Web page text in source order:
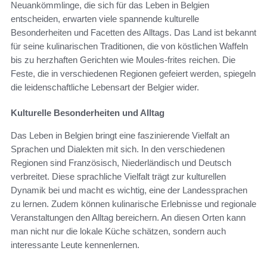
Neuankömmlinge, die sich für das Leben in Belgien
entscheiden, erwarten viele spannende kulturelle
Besonderheiten und Facetten des Alltags. Das Land ist bekannt
für seine kulinarischen Traditionen, die von köstlichen Waffeln
bis zu herzhaften Gerichten wie Moules-frites reichen. Die
Feste, die in verschiedenen Regionen gefeiert werden, spiegeln
die leidenschaftliche Lebensart der Belgier wider.
Kulturelle Besonderheiten und Alltag
Das Leben in Belgien bringt eine faszinierende Vielfalt an
Sprachen und Dialekten mit sich. In den verschiedenen
Regionen sind Französisch, Niederländisch und Deutsch
verbreitet. Diese sprachliche Vielfalt trägt zur kulturellen
Dynamik bei und macht es wichtig, eine der Landessprachen
zu lernen. Zudem können kulinarische Erlebnisse und regionale
Veranstaltungen den Alltag bereichern. An diesen Orten kann
man nicht nur die lokale Küche schätzen, sondern auch
interessante Leute kennenlernen.